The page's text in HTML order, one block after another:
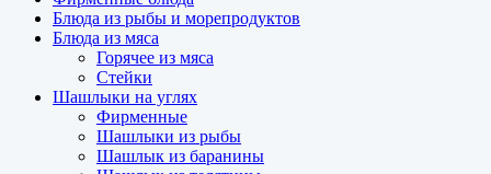
Блюда из рыбы и морепродуктов
Блюда из мяса
Горячее из мяса
Стейки
Шашлыки на углях
Фирменные
Шашлыки из рыбы
Шашлык из баранины